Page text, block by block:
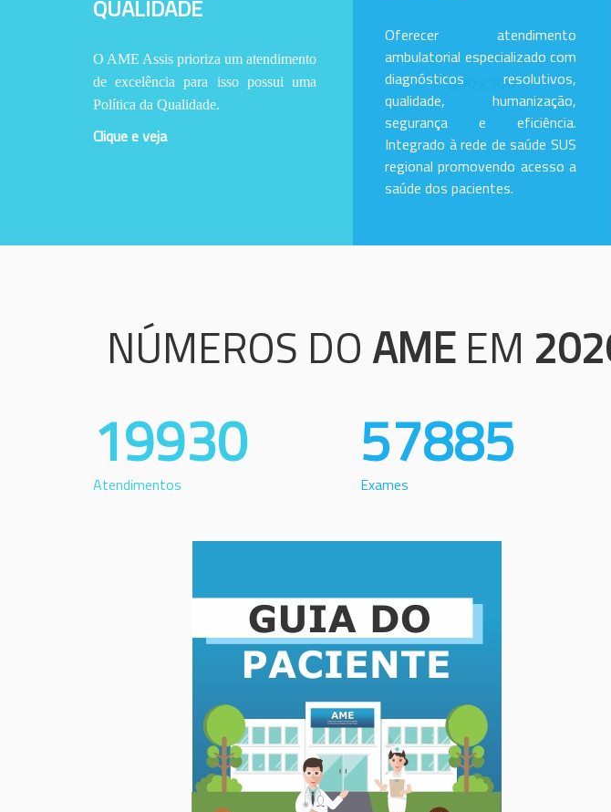
QUALIDADE
O AME Assis prioriza um atendimento
de excelência para isso possui uma
Política da Qualidade.
Clique e veja
Oferecer atendimento
ambulatorial especializado com
diagnósticos resolutivos,
qualidade, humanização,
segurança e eficiência.
Integrado à rede de saúde SUS
regional promovendo acesso a
saúde dos pacientes.
NÚMEROS DO AME EM
19930
Atendimentos
57885
Exames